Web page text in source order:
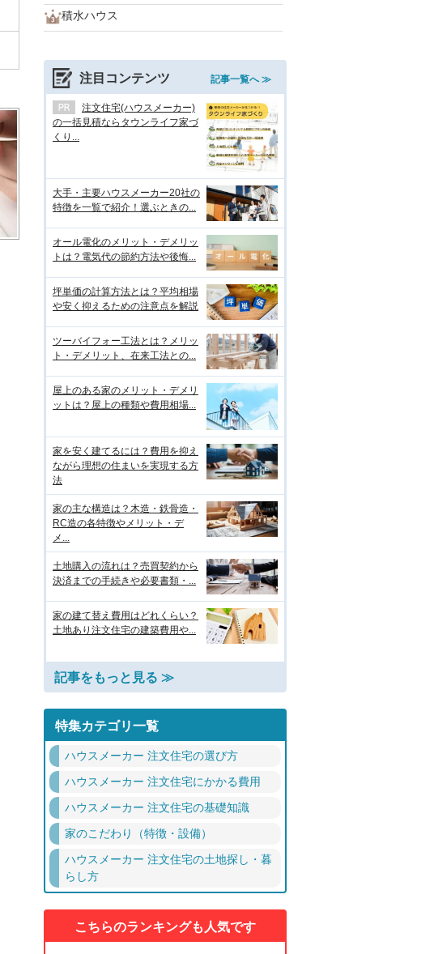
積水ハウス
注目コンテンツ 記事一覧へ ≫
注文住宅(ハウスメーカー)
の一括見積ならタウンライフ家づ
くり...
大手・主要ハウスメーカー20社の
特徴を一覧で紹介！選ぶときの...
オール電化のメリット・デメリッ
トは？電気代の節約方法や後悔...
坪単価の計算方法とは？平均相場
や安く抑えるための注意点を解説
ツーバイフォー工法とは？メリッ
ト・デメリット、在来工法との...
屋上のある家のメリット・デメリ
ットは？屋上の種類や費用相場...
家を安く建てるには？費用を抑え
ながら理想の住まいを実現する方
法
家の主な構造は？木造・鉄骨造・
RC造の各特徴やメリット・デ
メ...
土地購入の流れは？売買契約から
決済までの手続きや必要書類・...
家の建て替え費用はどれくらい？
土地あり注文住宅の建築費用や...
記事をもっと見る ≫
特集カテゴリ一覧
ハウスメーカー 注文住宅の選び方
ハウスメーカー 注文住宅にかかる費用
ハウスメーカー 注文住宅の基礎知識
家のこだわり（特徴・設備）
ハウスメーカー 注文住宅の土地探し・暮
らし方
こちらのランキングも人気です